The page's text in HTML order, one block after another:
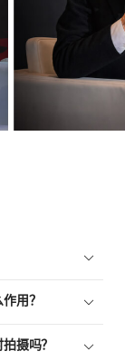
切换到 3 倍；
用？
摄时，两颗镜头
摄吗？